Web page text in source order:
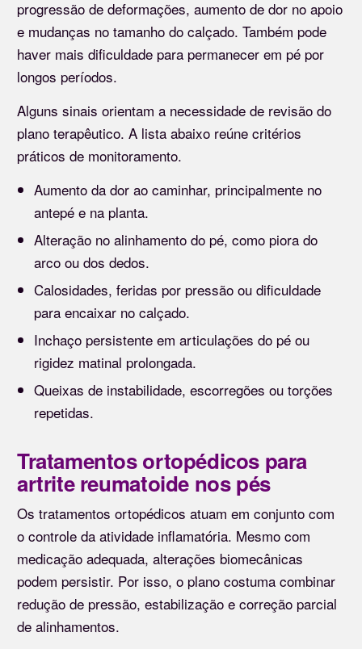
progressão de deformações, aumento de dor no apoio
e mudanças no tamanho do calçado. Também pode
haver mais dificuldade para permanecer em pé por
longos períodos.
Alguns sinais orientam a necessidade de revisão do
plano terapêutico. A lista abaixo reúne critérios
práticos de monitoramento.
Aumento da dor ao caminhar, principalmente no
antepé e na planta.
Alteração no alinhamento do pé, como piora do
arco ou dos dedos.
Calosidades, feridas por pressão ou dificuldade
para encaixar no calçado.
Inchaço persistente em articulações do pé ou
rigidez matinal prolongada.
Queixas de instabilidade, escorregões ou torções
repetidas.
Tratamentos ortopédicos para
artrite reumatoide nos pés
Os tratamentos ortopédicos atuam em conjunto com
o controle da atividade inflamatória. Mesmo com
medicação adequada, alterações biomecânicas
podem persistir. Por isso, o plano costuma combinar
redução de pressão, estabilização e correção parcial
de alinhamentos.